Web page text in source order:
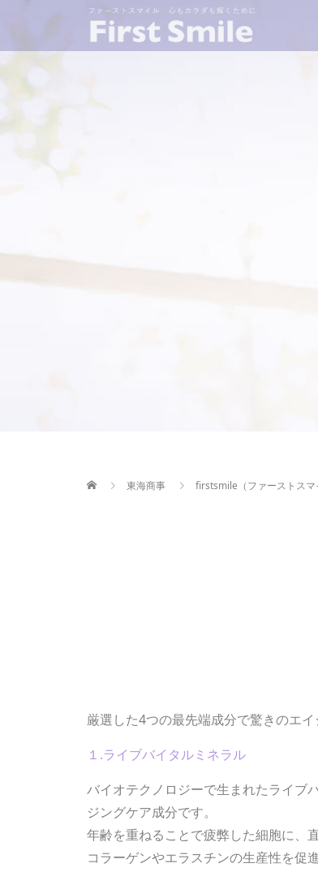
東海商事 firstsmile（ファーストスマ
厳選した4つの最先端成分で驚きのエ
１.ライブバイタルミネラル
バイオテクノロジーで生まれたライブ
ジングケア成分です。
年齢を重ねることで疲弊した細胞に、
コラーゲンやエラスチンの生産性を促